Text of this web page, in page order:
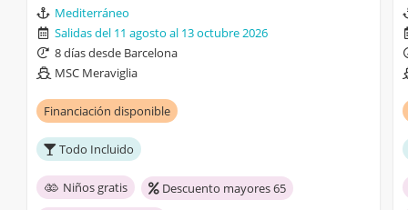
Mediterráneo
Salidas del 11 agosto al 13 octubre 2026
8 días desde Barcelona
MSC Meraviglia
Financiación disponible
Todo Incluido
Niños gratis
Descuento mayores 65